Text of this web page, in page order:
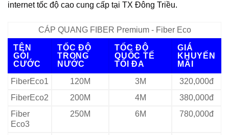
internet tốc độ cao cung cấp tại TX Đông Triều.
CÁP QUANG FIBER Premium - Fiber Eco
TÊN
GÓI
CƯỚC
TỐC ĐỘ
TRONG
NƯỚC
TỐC ĐỘ
QUỐC TẾ
TỐI ĐA
GIÁ
KHUYẾN
MÃI
FiberEco1
120M 3M
320,000đ
FiberEco2
200M 4M
380,000đ
Fiber
Eco3
250M 6M 780,000đ